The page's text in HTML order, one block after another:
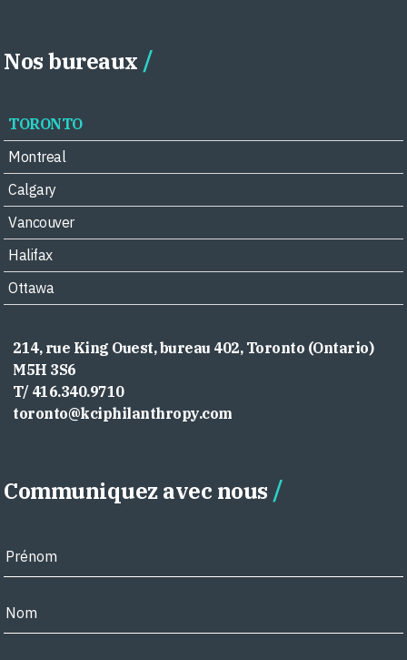
Nos bureaux
TORONTO
Montreal
Calgary
Vancouver
Halifax
Ottawa
214, rue King Ouest, bureau 402, Toronto (Ontario)
M5H 3S6
T/ 416.340.9710
toronto@kciphilanthropy.com
Communiquez avec nous